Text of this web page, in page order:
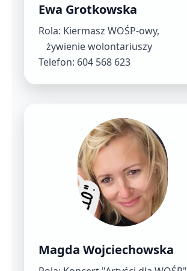
Ewa Grotkowska
Rola: Kiermasz WOŚP-owy,
żywienie wolontariuszy
Telefon: 604 568 623
Magda Wojciechowska